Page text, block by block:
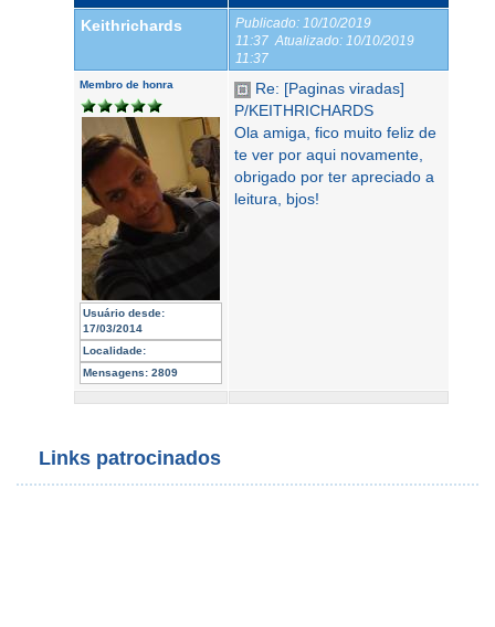
Keithrichards Publicado: 10/10/2019
11:37 Atualizado: 10/10/2019
11:37
Membro de honra
Usuário desde:
17/03/2014
Localidade:
Mensagens: 2809
Re: [Paginas viradas]
P/KEITHRICHARDS
Ola amiga, fico muito feliz de
te ver por aqui novamente,
obrigado por ter apreciado a
leitura, bjos!
Links patrocinados